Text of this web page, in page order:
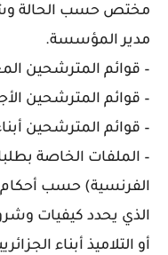
مختص حسب الحالة
مدير المؤسسة.
– قوائم المترشحين
– قوائم المترشحين
– قوائم المترشحين
– الملفات الخاصة
الذي يحدد كيفيات
أو التلاميذ أبناء